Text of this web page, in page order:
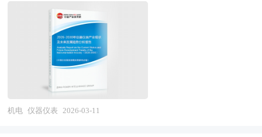
力建设和军民协同创新机制，引导资源向产业链关
键薄弱环节集聚，加快构建安全可控、韧性高效、
国际竞争力强的现代应急装备产业体系。 《2026-
2030年应急装备“十五五”产业链全景调研及投资环
境深度剖析报告》由中研普华集团下属产业研究院
的资深专家和研究人员通过周密的市场调研，参考
下，实现了规模与质量的同步提升。 2026-2030
年，中国伺服电机成套系统市场规模将从2025年的
250亿元稳步增长至2030年的368.2亿元，五年复合
增速约8%，整体呈现增速逐步放缓、结构持续优
化的发展态势。需求端，传统工业自动化场景（机
床、3C电子、锂电设备等）的存量改造与增量建设
需求构成稳定基本盘，人形机器人关节专用伺服、
仪表、科学测试仪器、电工仪器仪表、光学仪器、
分析仪器、试验机、传感器及执行器等多元品类，
广泛应用于石油化工、电力能源、冶金建材、生物
医药、食品安全、环境监测、航空航天等国民经济
关键领域。作为典型的技术密集型和知识密集型产
业，仪器仪表的测量精度、稳定性、可靠性直接决
机电 仪器仪表 2026-03-11